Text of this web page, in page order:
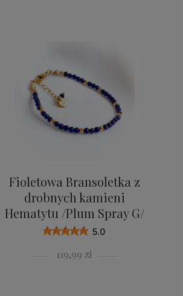
Fioletowa Bransoletka z
drobnych kamieni
Hematytu /Plum Spray G/
5.0
119,99 zł